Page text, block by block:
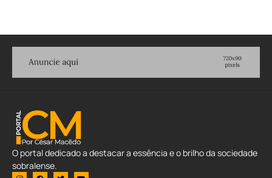
O portal dedicado a destacar a essência e o brilho da sociedade
sobralense.